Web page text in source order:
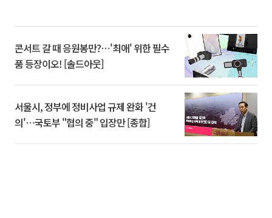
콘서트 갈 때 응원봉만?⋯'최애' 위한 필수
품 등장이오! [솔드아웃]
서울시, 정부에 정비사업 규제 완화 '건
의'⋯국토부 "협의 중" 입장만 [종합]